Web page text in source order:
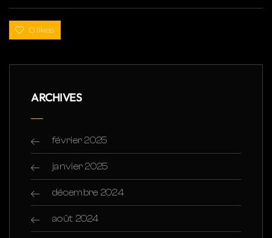
0 likes
ARCHIVES
février 2025
janvier 2025
décembre 2024
août 2024